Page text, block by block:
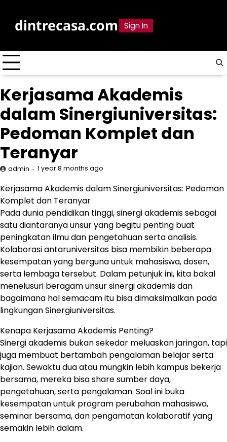
contentdintrecasa.com Sign In
Kerjasama Akademis
dalam Sinergiuniversitas:
Pedoman Komplet dan
Teranyar
admin 1 year 8 months ago
Kerjasama Akademis dalam Sinergiuniversitas: Pedoman
Komplet dan Teranyar
Pada dunia pendidikan tinggi, sinergi akademis sebagai
satu diantaranya unsur yang begitu penting buat
peningkatan ilmu dan pengetahuan serta analisis.
Kolaborasi antaruniversitas bisa membikin beberapa
kesempatan yang berguna untuk mahasiswa, dosen,
serta lembaga tersebut. Dalam petunjuk ini, kita bakal
menelusuri beragam unsur sinergi akademis dan
bagaimana hal semacam itu bisa dimaksimalkan pada
lingkungan Sinergiuniversitas.
Kenapa Kerjasama Akademis Penting?
Sinergi akademis bukan sekedar meluaskan jaringan, tapi
juga membuat bertambah pengalaman belajar serta
kajian. Sewaktu dua atau mungkin lebih kampus bekerja
bersama, mereka bisa share sumber daya,
pengetahuan, serta pengalaman. Soal ini buka
kesempatan untuk program perubahan mahasiswa,
seminar bersama, dan pengamatan kolaboratif yang
semakin lebih dalam.